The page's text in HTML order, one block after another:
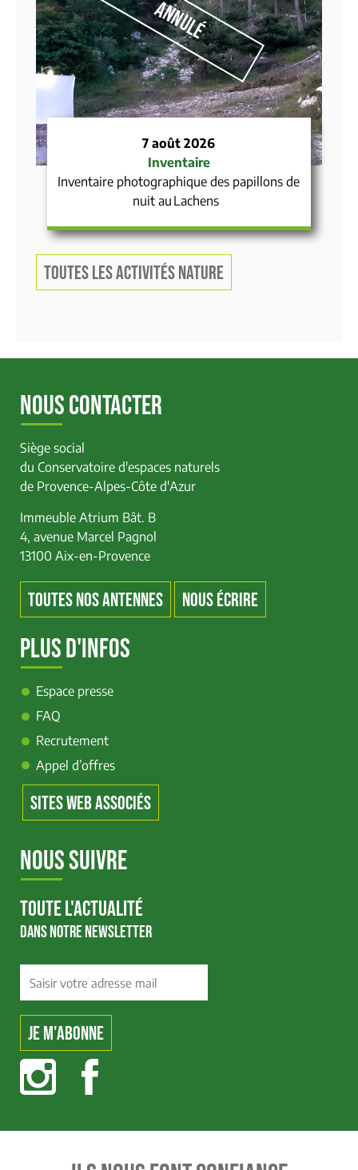
Annulé
7 août 2026
Inventaire
Inventaire photographique des papillons de
nuit au Lachens
TOUTES LES ACTIVITÉS NATURE
NOUS CONTACTER
Siège social
du Conservatoire d'espaces naturels
de Provence-Alpes-Côte d'Azur
Immeuble Atrium Bât. B
4, avenue Marcel Pagnol
13100 Aix-en-Provence
TOUTES NOS ANTENNES NOUS ÉCRIRE
PLUS D'INFOS
Espace presse
FAQ
Recrutement
Appel d’offres
SITES WEB ASSOCIÉS
NOUS SUIVRE
TOUTE L'ACTUALITÉ
DANS NOTRE NEWSLETTER